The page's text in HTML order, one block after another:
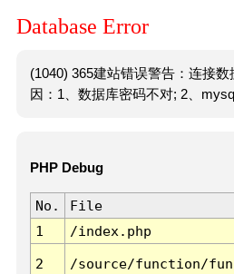
Database Error
(1040) 365建站错误警告：连接
因：1、数据库密码不对; 2、
PHP Debug
No. File
1
/index.php
2 /source/function/